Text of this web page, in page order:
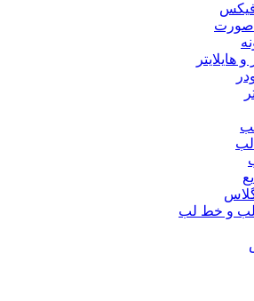
فیکس
صورت
و هایلایتر
لب
لب و خط لب